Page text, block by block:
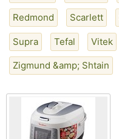
Redmond Scarlett
Supra Tefal Vitek
Zigmund &amp; Shtain